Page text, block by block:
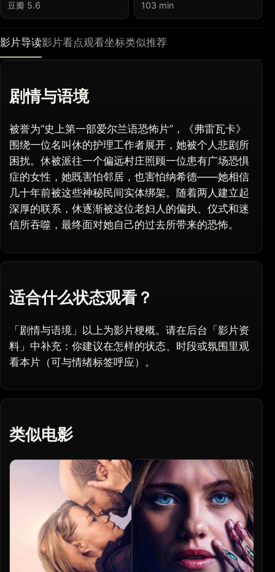
豆瓣 5.6 103 min
影片导读影片看点观看坐标类似推荐
剧情与语境
被誉为“史上第一部爱尔兰语恐怖片”，《弗雷瓦卡》
围绕一位名叫休的护理工作者展开，她被个人悲剧所
困扰。休被派往一个偏远村庄照顾一位患有广场恐惧
症的女性，她既害怕邻居，也害怕纳希德——她相信
几十年前被这些神秘民间实体绑架。随着两人建立起
深厚的联系，休逐渐被这位老妇人的偏执、仪式和迷
信所吞噬，最终面对她自己的过去所带来的恐怖。
适合什么状态观看？
「剧情与语境」以上为影片梗概。请在后台「影片资
料」中补充：你建议在怎样的状态、时段或氛围里观
看本片（可与情绪标签呼应）。
类似电影